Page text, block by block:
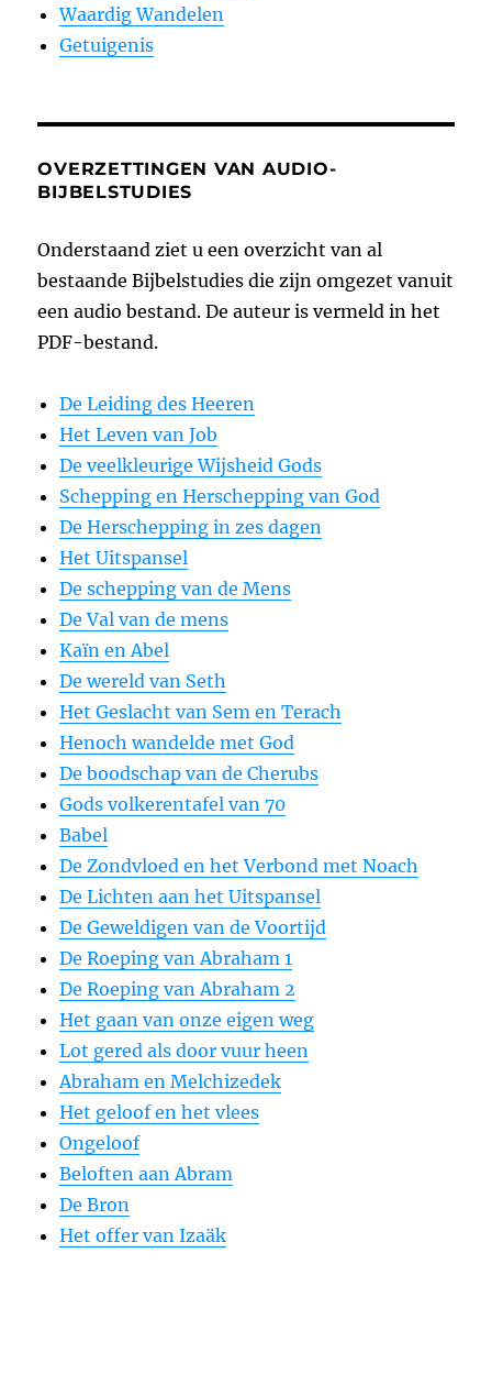
Waardig Wandelen
Getuigenis
OVERZETTINGEN VAN AUDIO-
BIJBELSTUDIES
Onderstaand ziet u een overzicht van al
bestaande Bijbelstudies die zijn omgezet vanuit
een audio bestand. De auteur is vermeld in het
PDF-bestand.
De Leiding des Heeren
Het Leven van Job
De veelkleurige Wijsheid Gods
Schepping en Herschepping van God
De Herschepping in zes dagen
Het Uitspansel
De schepping van de Mens
De Val van de mens
Kaïn en Abel
De wereld van Seth
Het Geslacht van Sem en Terach
Henoch wandelde met God
De boodschap van de Cherubs
Gods volkerentafel van 70
Babel
De Zondvloed en het Verbond met Noach
De Lichten aan het Uitspansel
De Geweldigen van de Voortijd
De Roeping van Abraham 1
De Roeping van Abraham 2
Het gaan van onze eigen weg
Lot gered als door vuur heen
Abraham en Melchizedek
Het geloof en het vlees
Ongeloof
Beloften aan Abram
De Bron
Het offer van Izaäk